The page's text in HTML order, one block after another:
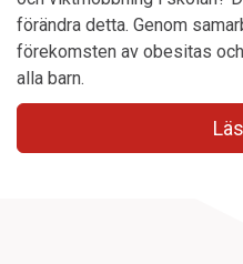
förändra detta. Genom
förekomsten av obesitas
alla barn.